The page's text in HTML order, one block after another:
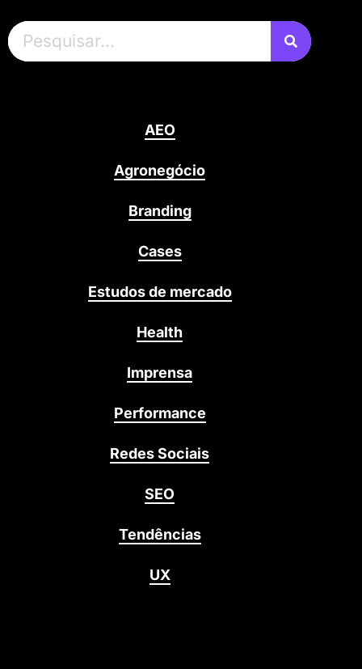
AEO
Agronegócio
Branding
Cases
Estudos de mercado
Health
Imprensa
Performance
Redes Sociais
SEO
Tendências
UX